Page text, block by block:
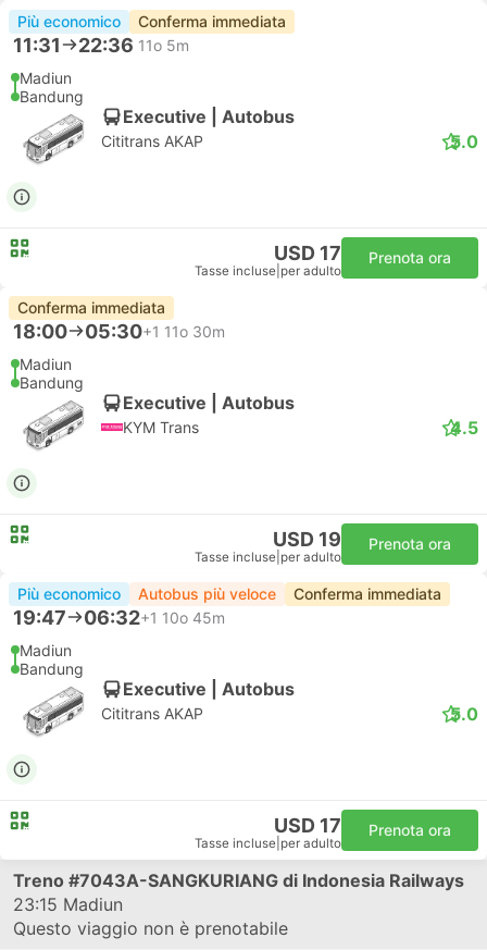
Più economico Conferma immediata
11:31 22:36 11o 5m
Madiun
Bandung
Executive | Autobus
Cititrans AKAP 5.0
USD 17
Tasse incluse per adulto
Prenota ora
Conferma immediata
18:00 05:30+1 11o 30m
Madiun
Bandung
Executive | Autobus
KYM Trans 4.5
USD 19
Tasse incluse per adulto
Prenota ora
Più economico Autobus più veloce Conferma immediata
19:47 06:32+1 10o 45m
Madiun
Bandung
Executive | Autobus
Cititrans AKAP 5.0
USD 17
Tasse incluse per adulto
Prenota ora
Treno #7043A-SANGKURIANG di Indonesia Railways
23:15 Madiun
Questo viaggio non è prenotabile